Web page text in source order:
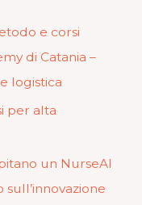
e corsi
di Catania –
logistica
per alta
un NurseAI